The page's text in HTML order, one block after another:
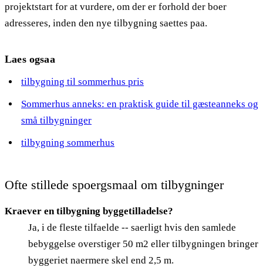
projektstart for at vurdere, om der er forhold der boer
adresseres, inden den nye tilbygning saettes paa.
Laes ogsaa
tilbygning til sommerhus pris
Sommerhus anneks: en praktisk guide til gæsteanneks og
små tilbygninger
tilbygning sommerhus
Ofte stillede spoergsmaal om tilbygninger
Kraever en tilbygning byggetilladelse?
Ja, i de fleste tilfaelde -- saerligt hvis den samlede
bebyggelse overstiger 50 m2 eller tilbygningen bringer
byggeriet naermere skel end 2,5 m.